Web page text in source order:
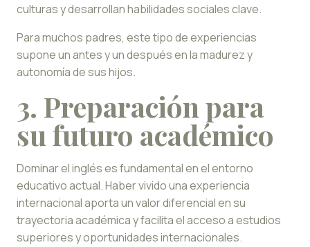
culturas y desarrollan habilidades sociales clave.
Para muchos padres, este tipo de experiencias
supone un antes y un después en la madurez y
autonomía de sus hijos.
3. Preparación para
su futuro académico
Dominar el inglés es fundamental en el entorno
educativo actual. Haber vivido una experiencia
internacional aporta un valor diferencial en su
trayectoria académica y facilita el acceso a estudios
superiores y oportunidades internacionales.